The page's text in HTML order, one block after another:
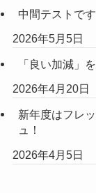
中間テストで
2026年5月5日
「良い加減」
2026年4月20日
新年度はフレ
ュ！
2026年4月5日